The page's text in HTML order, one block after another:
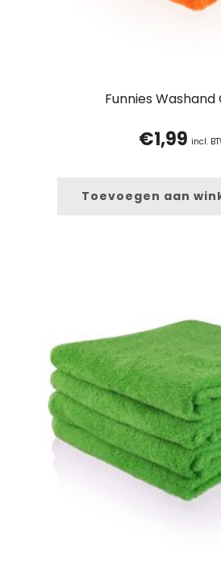
Funnies Washand
€1,99 incl.
Toevoegen aan